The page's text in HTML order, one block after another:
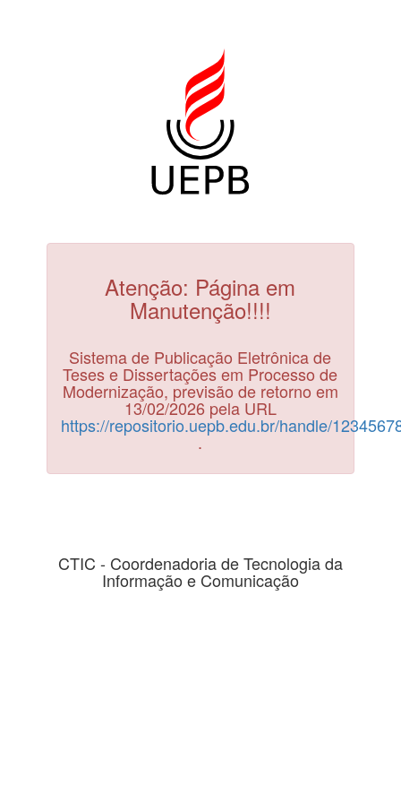
Atenção: Página em
Manutenção!!!!
Sistema de Publicação Eletrônica de
Teses e Dissertações em Processo de
Modernização, previsão de retorno em
13/02/2026 pela URL
https://repositorio.uepb.edu.br/handle/
.
CTIC - Coordenadoria de Tecnologia da
Informação e Comunicação